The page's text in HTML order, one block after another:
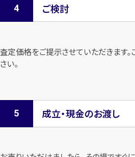
ご検討
査定価格をご提示させていただきます。
さい。
成立・現金のお渡し